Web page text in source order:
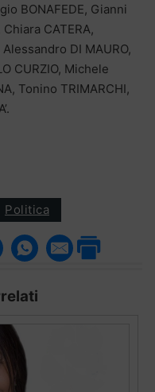
BONAFEDE, Gianni
Chiara CATERA,
DI MAURO,
CURZIO, Michele
Tonino TRIMARCHI,
Politica